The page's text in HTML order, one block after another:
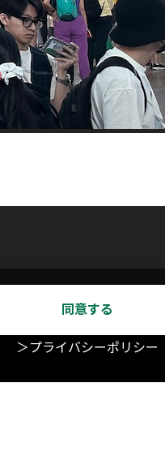
同意する
＞プライバシーポリシー